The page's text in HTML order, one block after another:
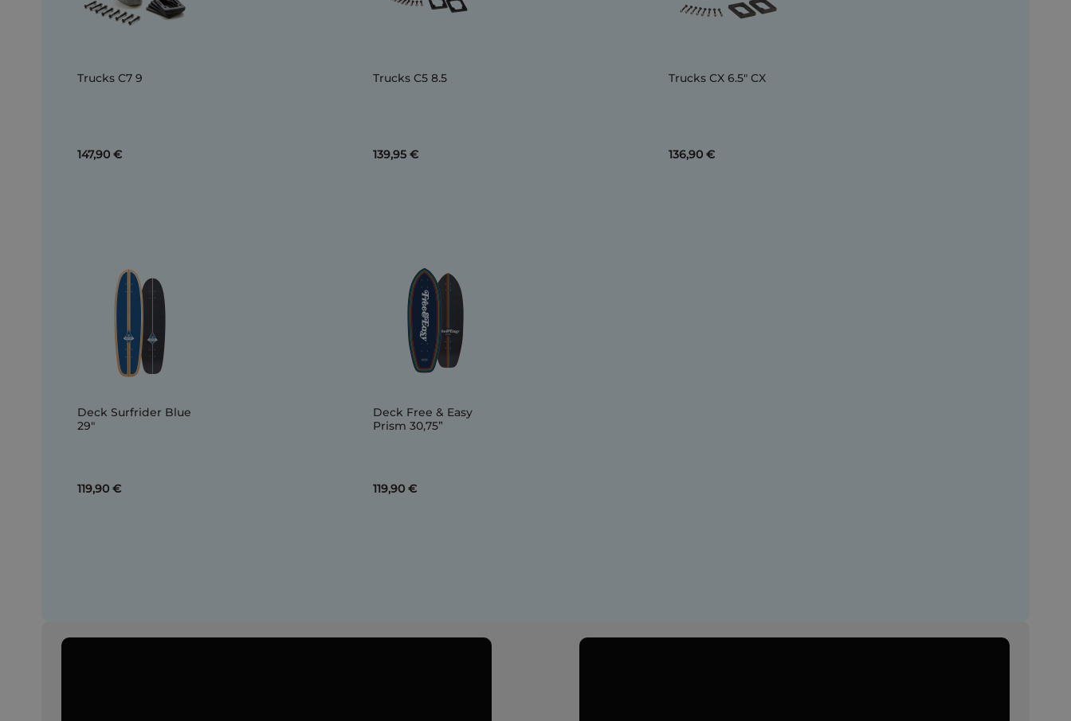
Trucks C7 9
147,90 €
Trucks C5 8.5
139,95 €
Trucks CX 6.5" CX
136,90 €
Deck Surfrider Blue
29"
119,90 €
Deck Free & Easy
Prism 30,75”
119,90 €